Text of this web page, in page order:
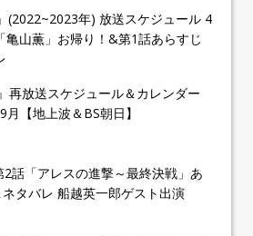
(2022~2023年) 放送スケジュール 4
亀山薫」お帰り！&第1話あらすじ
再放送スケジュール＆カレンダー
月【地上波＆BS朝日】
2話「アレスの進撃～最終決戦」あ
ネタバレ 船越英一郎ゲスト出演